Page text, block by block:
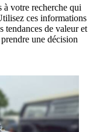
à votre recherche qui
ces informations
tendances de valeur et
une décision